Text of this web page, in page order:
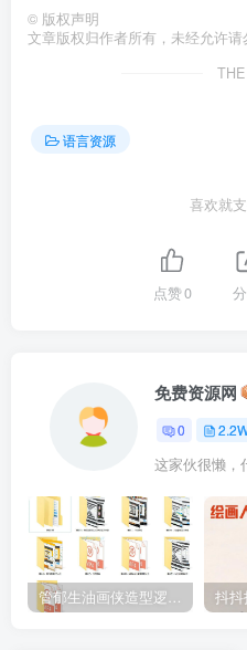
© 版权声明
文章版权归作者所有，未经允许请
语言资源
喜欢就
点赞0
免费资源网
0
这家伙很懒，
管郁生油画侠造型逻辑班第一期2019年5月【高清不缺课】